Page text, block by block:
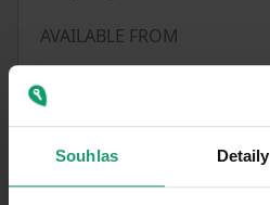
Souhlas Detaily
AVAILABLE FROM
CONSTRUCTION
LISTING ID